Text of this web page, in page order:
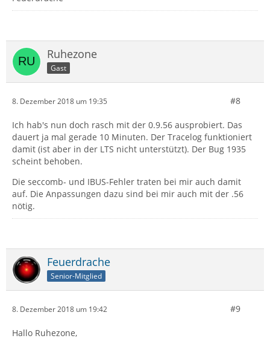
Ruhezone
Gast
8. Dezember 2018 um 19:35 #8
Ich hab's nun doch rasch mit der 0.9.56 ausprobiert. Das
dauert ja mal gerade 10 Minuten. Der Tracelog funktioniert
damit (ist aber in der LTS nicht unterstützt). Der Bug 1935
scheint behoben.
Die seccomb- und IBUS-Fehler traten bei mir auch damit
auf. Die Anpassungen dazu sind bei mir auch mit der .56
nötig.
Feuerdrache
Senior-Mitglied
8. Dezember 2018 um 19:42 #9
Hallo Ruhezone,